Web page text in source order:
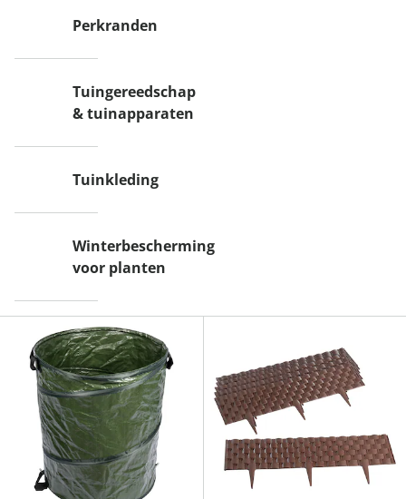
Perkranden
Tuingereedschap
& tuinapparaten
Tuinkleding
Winterbescherming
voor planten